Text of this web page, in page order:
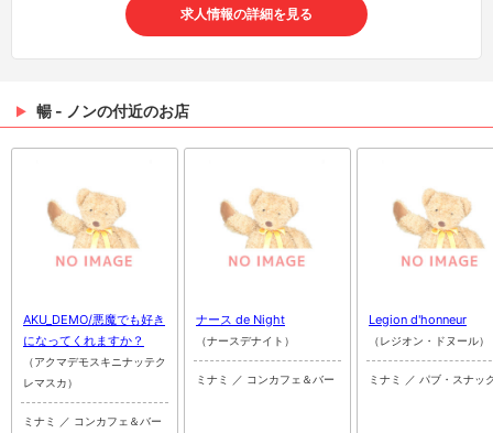
求人情報の詳細を見る
暢 - ノンの付近のお店
AKU_DEMO/悪魔でも好き
になってくれますか？
（アクマデモスキニナッテク
レマスカ）
ミナミ ／ コンカフェ＆バー
ナース de Night
（ナースデナイト）
ミナミ ／ コンカフェ＆バー
Legion d'honneur
（レジオン・ドヌール）
ミナミ ／ パブ・スナッ